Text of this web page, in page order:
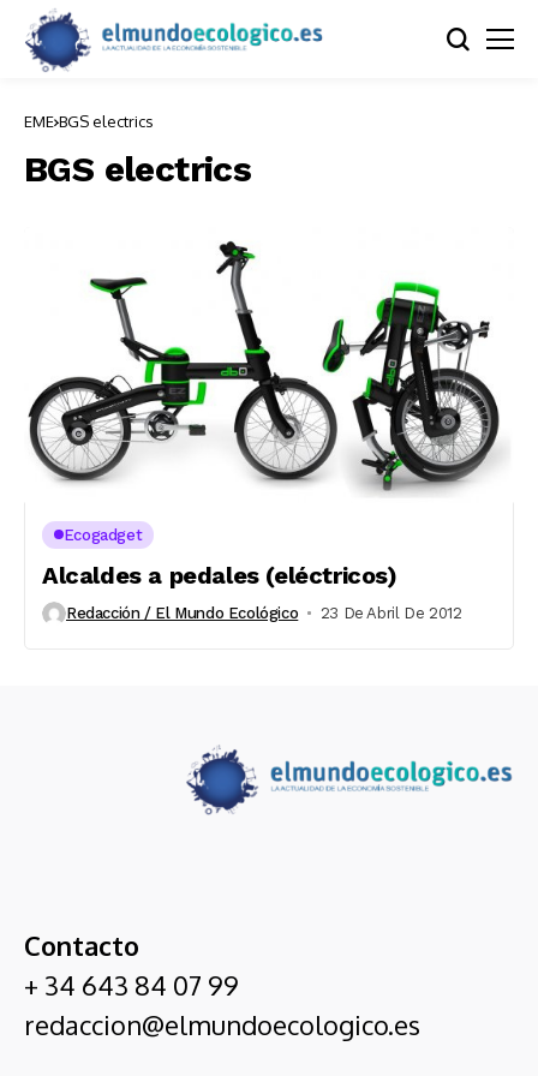
EME BGS electrics
BGS electrics
Ecogadget
Alcaldes a pedales (eléctricos)
Redacción / El Mundo Ecológico 23 De Abril De 2012
Contacto
+ 34 643 84 07 99
redaccion@elmundoecologico.es